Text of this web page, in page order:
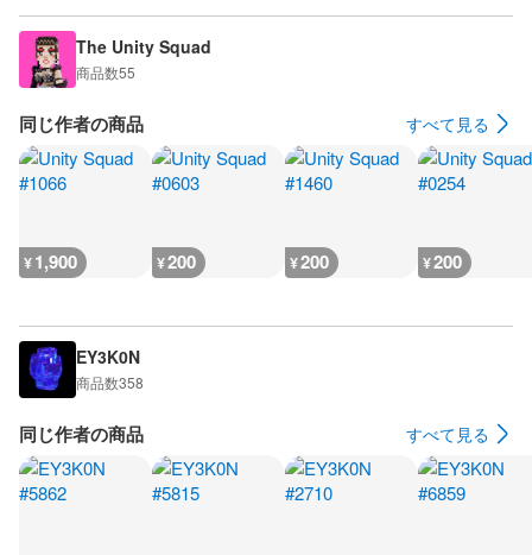
The Unity Squad
商品数55
同じ作者の商品 すべて見る
¥1,900 ¥200 ¥200 ¥200
EY3K0N
商品数358
同じ作者の商品 すべて見る